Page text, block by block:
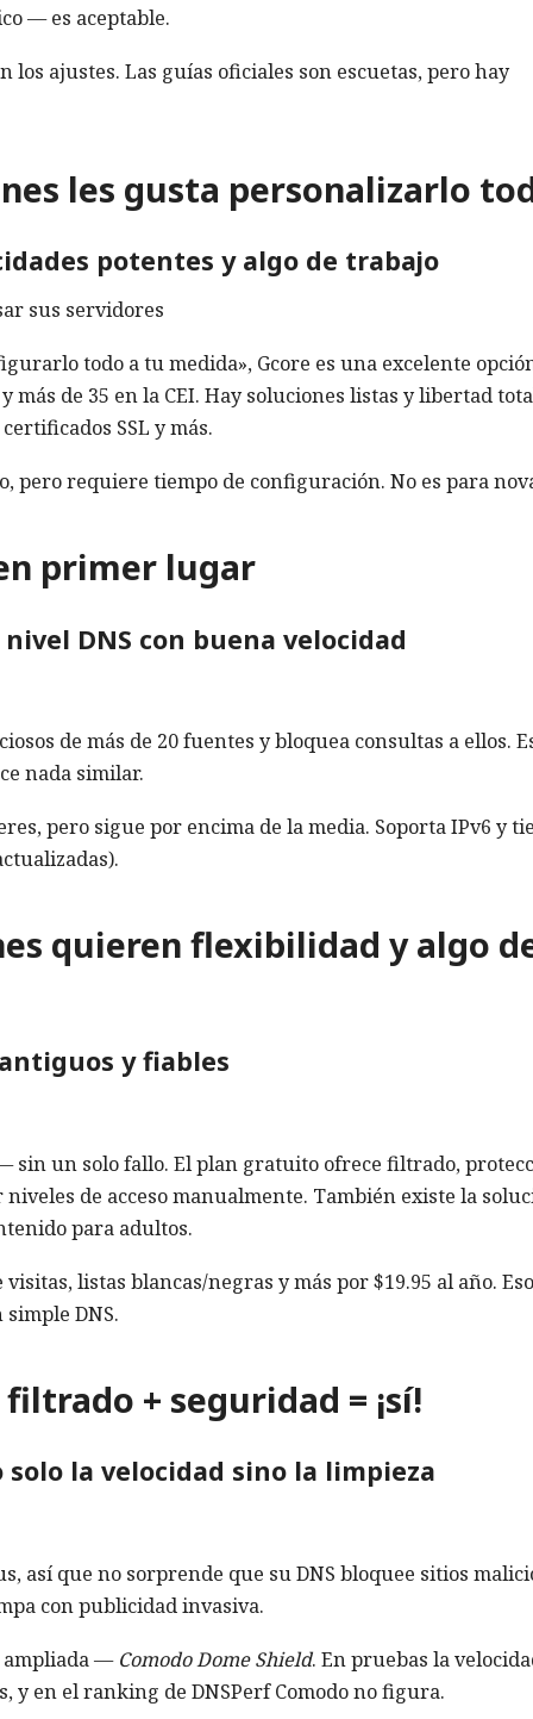
— es aceptable.
los ajustes. Las guías oficiales son escuetas, pero hay
les gusta personalizarlo
potentes y algo de trabajo
sus servidores
todo a tu medida», Gcore es una excelente
más de 35 en la CEI. Hay soluciones listas y libertad
SSL y más.
pero requiere tiempo de configuración. No es para
primer lugar
DNS con buena velocidad
de más de 20 fuentes y bloquea consultas a ellos.
nada similar.
pero sigue por encima de la media. Soporta IPv6 y
quieren flexibilidad y algo
y fiables
— sin un solo fallo. El plan gratuito ofrece filtrado,
de acceso manualmente. También existe la
para adultos.
listas blancas/negras y más por $19.95 al año.
DNS.
+ seguridad = ¡sí!
la velocidad sino la limpieza
así que no sorprende que su DNS bloquee sitios
con publicidad invasiva.
ampliada — Comodo Dome Shield. En pruebas la
y en el ranking de DNSPerf Comodo no figura.